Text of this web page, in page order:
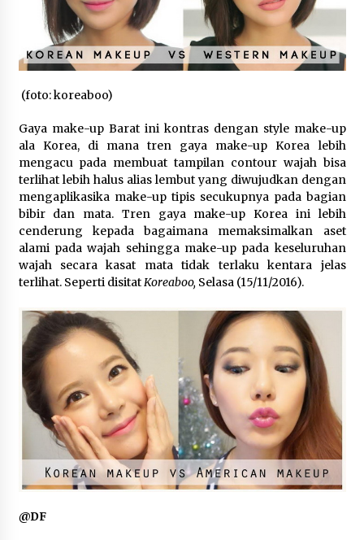
Respons Cepat Aduan Warga, Wali
Kota Serang Bantu Bedah Rumah
Roboh Korban Bencana, Salurkan
Wali Kota Serang Budi Rustandi
Berikan Penghargaan kepada
Pemenang Sayembara Logo HUT ke-
19 Kota Serang
5 Agustus 2026
Polres Cilegon Gelar Apel
Kesiapsiagaan Hadapi Ancaman
Kebakaran Akibat Fenomena El Niño
5 Agustus 2026
(foto: koreaboo)
Gaya make-up Barat ini kontras dengan style make-up
ala Korea, di mana tren gaya make-up Korea lebih
mengacu pada membuat tampilan contour wajah bisa
terlihat lebih halus alias lembut yang diwujudkan dengan
mengaplikasika make-up tipis secukupnya pada bagian
bibir dan mata. Tren gaya make-up Korea ini lebih
cenderung kepada bagaimana memaksimalkan aset
alami pada wajah sehingga make-up pada keseluruhan
wajah secara kasat mata tidak terlaku kentara jelas
terlihat. Seperti disitatKoreaboo, Selasa (15/11/2016).
@DF